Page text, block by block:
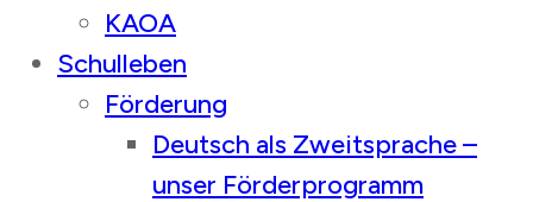
KAOA
Schulleben
Förderung
Deutsch als Zweitsprache –
unser Förderprogramm